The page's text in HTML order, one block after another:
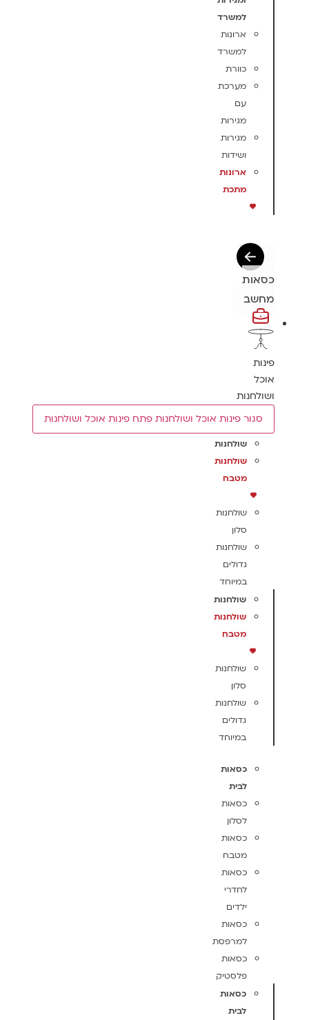
למשרד
ארונות
למשרד
כוורת
מערכת
עם
מגירות
מגירות
ושידות
ארונות
מתכת
כסאות
מחשב
פינות
אוכל
ושולחנות
סגור פינות אוכל ושולחנות פתח פינות אוכל ושולחנות
שולחנות
שולחנות
מטבח
שולחנות
סלון
שולחנות
גדולים
במיוחד
שולחנות
שולחנות
מטבח
שולחנות
סלון
שולחנות
גדולים
במיוחד
כסאות
לבית
כסאות
לסלון
כסאות
מטבח
כסאות
לחדרי
ילדים
כסאות
למרפסת
כסאות
פלסטיק
כסאות
לבית